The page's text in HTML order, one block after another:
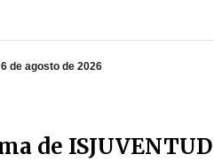
de agosto de 2026
de